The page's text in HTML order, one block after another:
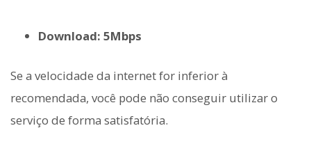
Download: 5Mbps
Se a velocidade da internet for inferior à
recomendada, você pode não conseguir utilizar o
serviço de forma satisfatória.